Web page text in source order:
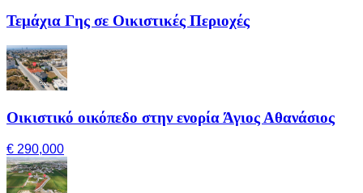
Τεμάχια Γης σε Οικιστικές Περιοχές
Οικιστικό οικόπεδο στην ενορία Άγιος Αθανάσιος
€ 290,000